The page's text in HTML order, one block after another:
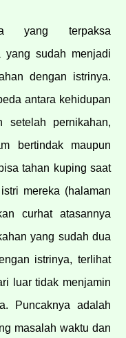
yang terpaksa
yang sudah menjadi
dengan istrinya.
antara kehidupan
setelah pernikahan,
bertindak maupun
tahan kuping saat
mereka (halaman
curhat atasannya
yang sudah dua
istrinya, terlihat
luar tidak menjamin
Puncaknya adalah
masalah waktu dan